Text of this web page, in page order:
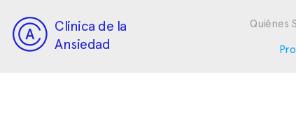
Clínica de la
Ansiedad
Quiénes